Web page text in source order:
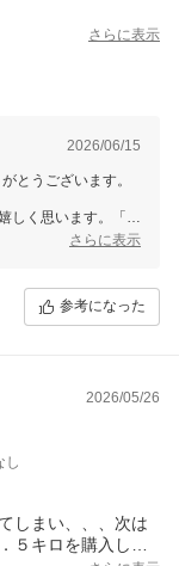
さらに表示
2026/06/15
とうございます。
しく思います。「こ
のは、私どもにとっ
。またのご利用をお
さらに表示
参考になった
2026/05/26
し
しまい、、、次は
５キロを購入しま